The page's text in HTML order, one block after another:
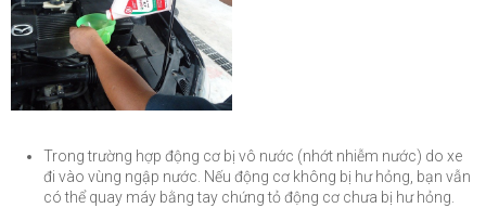
Trong trường hợp động cơ bị vô nước (nhớt nhiễm nước) do xe
đi vào vùng ngập nước. Nếu động cơ không bị hư hỏng, bạn vẫn
có thể quay máy bằng tay chứng tỏ động cơ chưa bị hư hỏng.